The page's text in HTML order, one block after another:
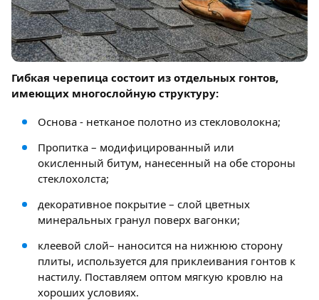
Гибкая черепица состоит из отдельных гонтов,
имеющих многослойную структуру:
Основа - нетканое полотно из стекловолокна;
Пропитка – модифицированный или
окисленный битум, нанесенный на обе стороны
стеклохолста;
декоративное покрытие – слой цветных
минеральных гранул поверх вагонки;
клеевой слой– наносится на нижнюю сторону
плиты, используется для приклеивания гонтов к
настилу. Поставляем оптом мягкую кровлю на
хороших условиях.